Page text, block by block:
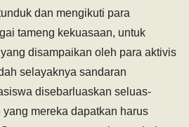
dan mengikuti para
tameng kekuasaan, untuk
disampaikan oleh para aktivis
selayaknya sandaran
disebarluaskan seluas-
yang mereka dapatkan harus